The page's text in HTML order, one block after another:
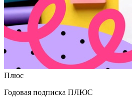
Плюс
Годовая подписка ПЛЮС